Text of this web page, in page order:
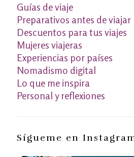
Guías de viaje
Preparativos antes de viajar
Descuentos para tus viajes
Mujeres viajeras
Experiencias por países
Nomadismo digital
Lo que me inspira
Personal y reflexiones
Sígueme en